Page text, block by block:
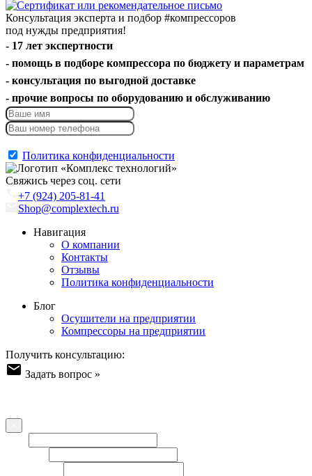
Консультация эксперта и подбор #компрессоров
под нужды предприятия!
- 17 лет экспертности
- помощь в подборе компрессора по бюджету и параметрам
- консультация по выгодной доставке
- прочие вопросы по оборудованию и обслуживанию
Политика конфиденциальности
Свяжись через соц. сети
+7 (924) 205-81-41
Shop@complextech.ru
Навигация
О компании
Контакты
Отзывы
Политика конфиденциальности
Блог
Осушители на предприятии
Компрессоры на предприятии
Получить консультацию:
Задать вопрос »